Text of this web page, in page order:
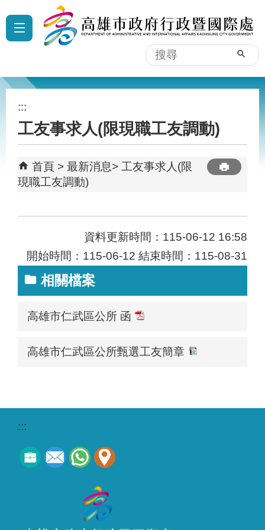
跳到主要內容區塊
搜
尋
:::
工友事求人(限現職工友調動)
首頁 最新消息
工友事求人(限
現職工友調動)
資料更新時間：115-06-12 16:58
開始時間：115-06-12 結束時間：115-08-31
相關檔案
高雄市仁武區公所 函
高雄市仁武區公所甄選工友簡章
:::